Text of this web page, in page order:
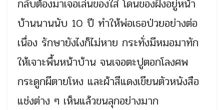
กลับต้องมาเจอเล่นของใส่ โดนของฝังอยู่หน้า
บ้านนานนับ 10 ปี ทำให้พ่อเธอป่วยอย่างต่อ
เนื่อง รักษายังไงก็ไม่หาย กระทั่งมีหมอมาทัก
ให้เจาะพื้นหน้าบ้าน จนเจอตะปูตอกโลงศพ
กระดูกผีตายโหง และผ้าสีแดงเขียนตัวหนังสือ
แช่งต่าง ๆ เห็นแล้วขนลุกอย่างมาก